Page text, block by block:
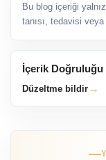
Bu blog içeriği
tanısı, tedavisi
İçerik Doğruluğu
Düzeltme bildir →